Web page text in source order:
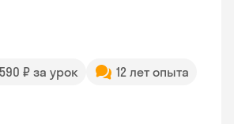
₽ за урок
12 лет опыта